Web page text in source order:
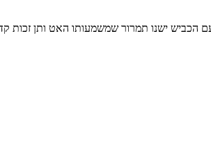
ישנו תמרור שמשמעותו האט ותן זכות